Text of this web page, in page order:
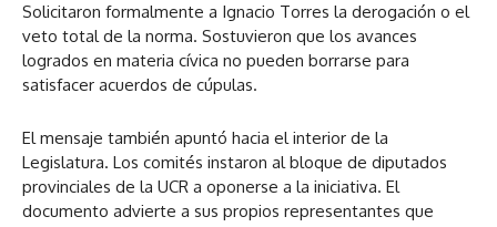
Solicitaron formalmente a Ignacio Torres la derogación o el
veto total de la norma. Sostuvieron que los avances
logrados en materia cívica no pueden borrarse para
satisfacer acuerdos de cúpulas.
El mensaje también apuntó hacia el interior de la
Legislatura. Los comités instaron al bloque de diputados
provinciales de la UCR a oponerse a la iniciativa. El
documento advierte a sus propios representantes que